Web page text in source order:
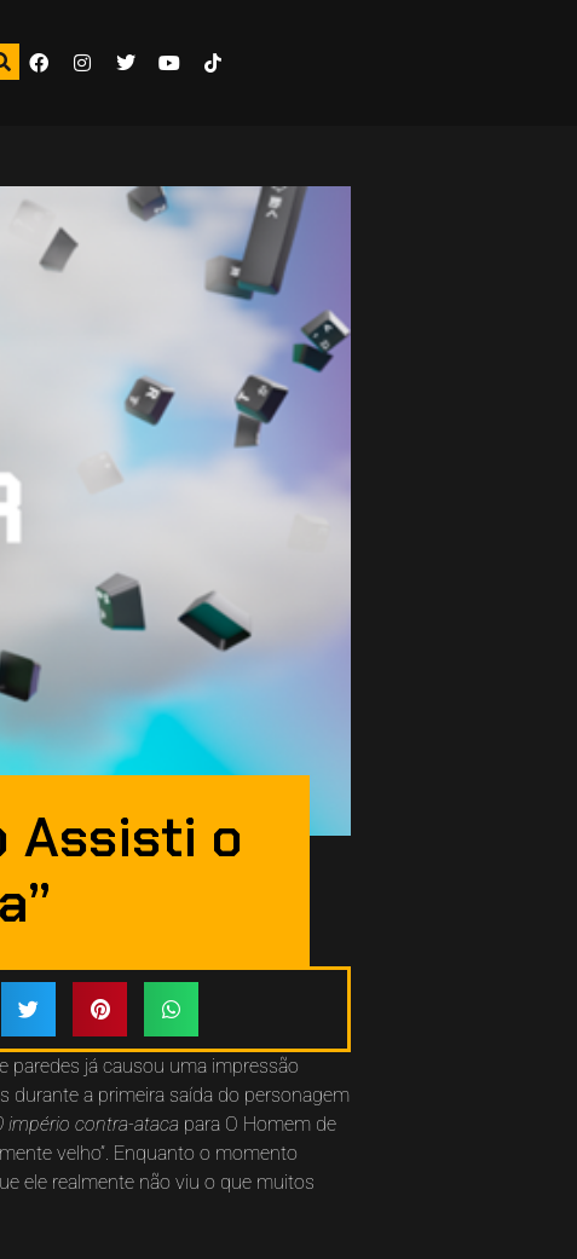
Assisti o
paredes já causou uma impressão
​​durante a primeira saída do personagem
império contra-ataca para O Homem de
velho”. Enquanto o momento
ele realmente não viu o que muitos